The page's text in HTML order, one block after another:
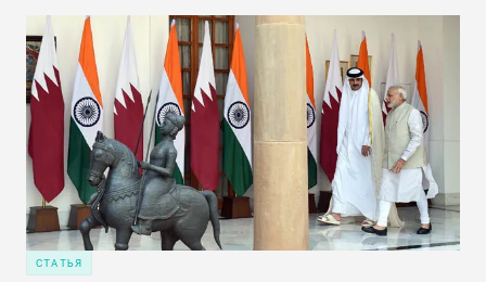
в международной политической системе.
СТАТЬЯ